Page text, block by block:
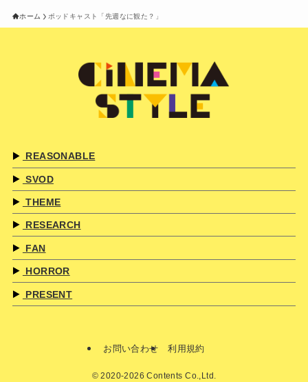
ホーム ポッドキャスト「先週なに観た？」
REASONABLE
SVOD
THEME
RESEARCH
FAN
HORROR
PRESENT
お問い合わせ 利用規約
© 2020-2026 Contents Co.,Ltd.